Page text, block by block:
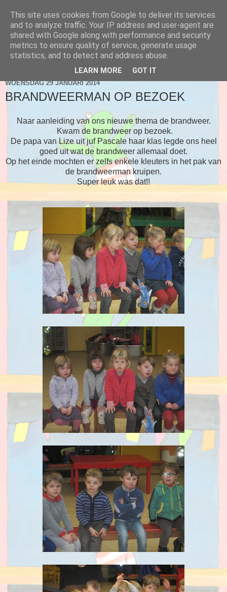
Blog 2de kleuter A
WOENSDAG 29 JANUARI 2014
BRANDWEERMAN OP BEZOEK
Naar aanleiding van ons nieuwe thema de brandweer.
Kwam de brandweer op bezoek.
De papa van Lize uit juf Pascale haar klas legde ons heel
goed uit wat de brandweer allemaal doet.
Op het einde mochten er zelfs enkele kleuters in het pak van
de brandweerman kruipen.
Super leuk was dat!!
This site uses cookies from Google to deliver its services
and to analyze traffic. Your IP address and user-agent are
shared with Google along with performance and security
metrics to ensure quality of service, generate usage
statistics, and to detect and address abuse.
LEARN MORE GOT IT